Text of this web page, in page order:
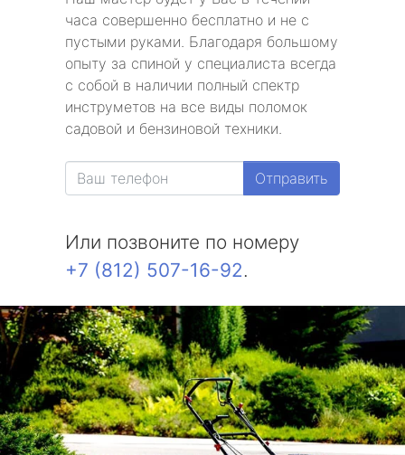
часа совершенно бесплатно и не с
пустыми руками. Благодаря большому
опыту за спиной у специалиста всегда
с собой в наличии полный спектр
инструметов на все виды поломок
садовой и бензиновой техники.
Отправить
Или позвоните по номеру
+7 (812) 507-16-92.